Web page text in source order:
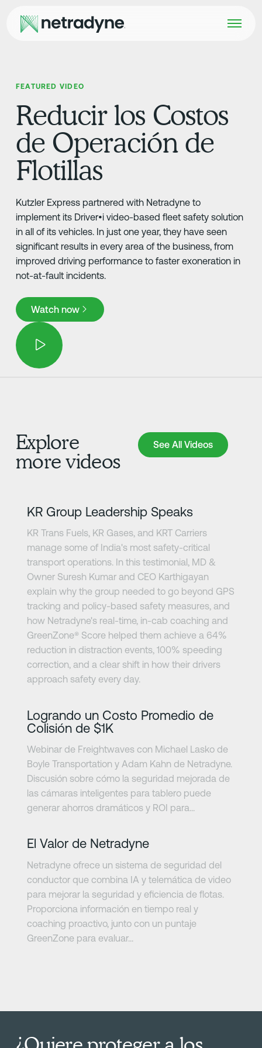
FEATURED VIDEO
Reducir los Costos
de Operación de
Flotillas
Kutzler Express partnered with Netradyne to
implement its Driver•i video-based fleet safety solution
in all of its vehicles. In just one year, they have seen
significant results in every area of the business, from
improved driving performance to faster exoneration in
not-at-fault incidents.
Watch now
Watch now
Explore
more videos
See All Videos
See All Videos
KR Group Leadership Speaks
KR Trans Fuels, KR Gases, and KRT Carriers
manage some of India's most safety-critical
transport operations. In this testimonial, MD &
Owner Suresh Kumar and CEO Karthigayan
explain why the group needed to go beyond GPS
tracking and policy-based safety measures, and
how Netradyne's real-time, in-cab coaching and
GreenZone®️ Score helped them achieve a 64%
reduction in distraction events, 100% speeding
correction, and a clear shift in how their drivers
approach safety every day.
Logrando un Costo Promedio de
Colisión de $1K
Webinar de Freightwaves con Michael Lasko de
Boyle Transportation y Adam Kahn de Netradyne.
Discusión sobre cómo la seguridad mejorada de
las cámaras inteligentes para tablero puede
generar ahorros dramáticos y ROI para...
El Valor de Netradyne
Netradyne ofrece un sistema de seguridad del
conductor que combina IA y telemática de video
para mejorar la seguridad y eficiencia de flotas.
Proporciona información en tiempo real y
coaching proactivo, junto con un puntaje
GreenZone para evaluar...